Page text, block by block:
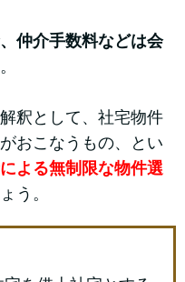
仲介手数料などは会
釈として、社宅物件
おこなうもの、とい
よる無制限な物件選
う。